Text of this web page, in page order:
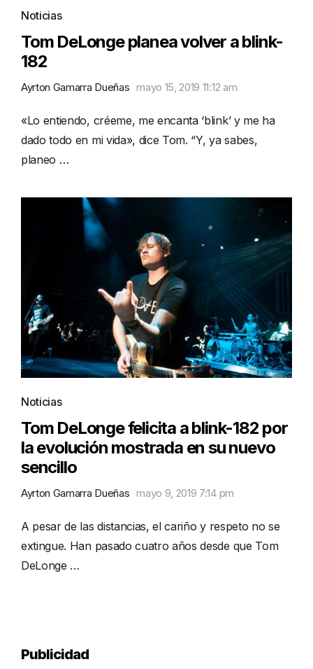
Noticias
Tom DeLonge planea volver a blink-
182
Ayrton Gamarra Dueñas mayo 15, 2019 11:12 am
«Lo entiendo, créeme, me encanta ‘blink’ y me ha
dado todo en mi vida», dice Tom. “Y, ya sabes,
planeo …
Noticias
Tom DeLonge felicita a blink-182 por
la evolución mostrada en su nuevo
sencillo
Ayrton Gamarra Dueñas mayo 9, 2019 7:14 pm
A pesar de las distancias, el cariño y respeto no se
extingue. Han pasado cuatro años desde que Tom
DeLonge …
Publicidad